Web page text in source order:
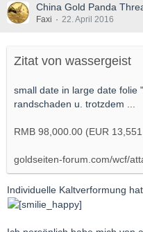
China Gold Panda
Faxi 22. April 2016
Zitat von wassergeist
small date in large date folie
randschaden u. trotzdem ...
RMB 98,000.00 (EUR
goldseiten-forum.com/wcf/
Individuelle Kaltverformung